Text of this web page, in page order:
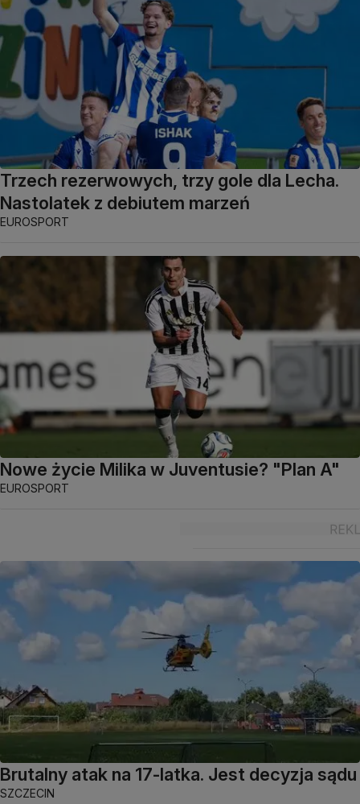
Trzech rezerwowych, trzy gole dla Lecha.
Nastolatek z debiutem marzeń
EUROSPORT
Nowe życie Milika w Juventusie? "Plan A"
EUROSPORT
Brutalny atak na 17-latka. Jest decyzja sądu
SZCZECIN